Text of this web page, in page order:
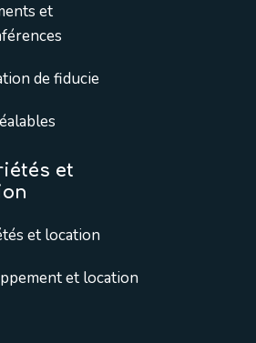
et
de fiducie
et
et location
et location